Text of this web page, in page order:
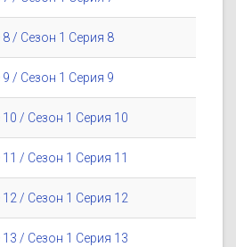
/ Сезон 1 Серия 8
/ Сезон 1 Серия 9
/ Сезон 1 Серия 10
/ Сезон 1 Серия 11
/ Сезон 1 Серия 12
/ Сезон 1 Серия 13